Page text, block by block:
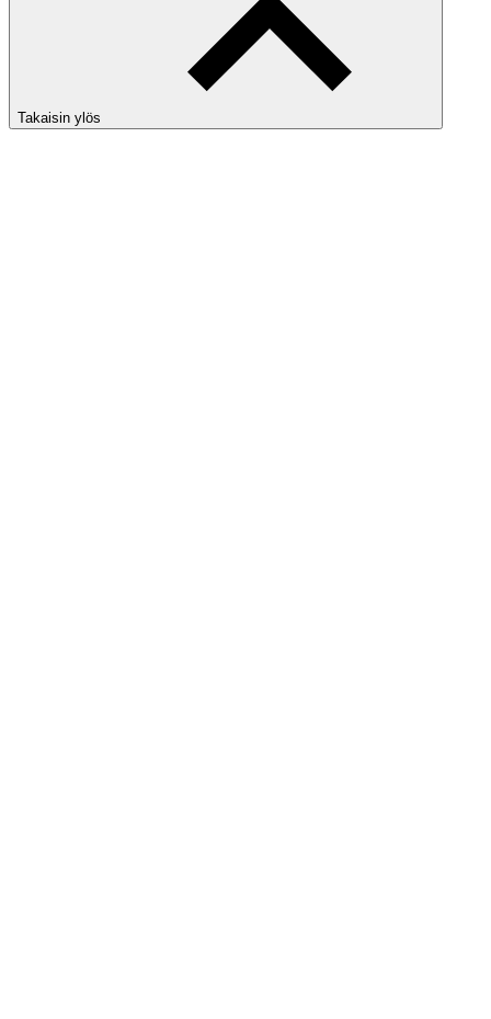
Takaisin ylös